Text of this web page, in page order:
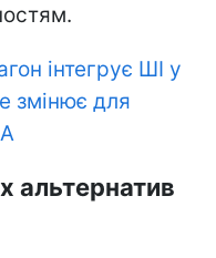
інтегрує ШІ у
змінює для
альтернатив